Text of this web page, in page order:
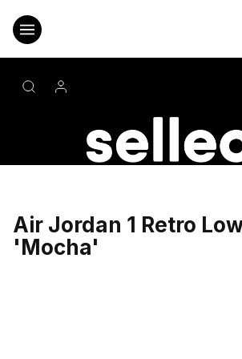
obsah
Air Jordan 1 Retro
'Mocha'